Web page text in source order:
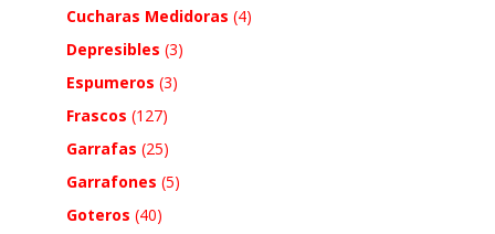
Cucharas Medidoras (4)
Depresibles (3)
Espumeros (3)
Frascos (127)
Garrafas (25)
Garrafones (5)
Goteros (40)